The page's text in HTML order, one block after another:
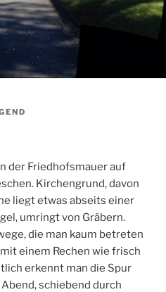
der Friedhofsmauer auf
Kirchengrund, davon
liegt etwas abseits einer
umringt von Gräbern.
die man kaum betreten
einem Rechen wie frisch
erkennt man die Spur
schiebend durch